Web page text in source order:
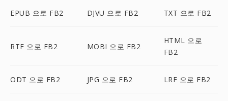
EPUB 으로 FB2 DJVU 으로 FB2 TXT 으로 FB2
RTF 으로 FB2 MOBI 으로 FB2
HTML 으로
FB2
ODT 으로 FB2 JPG 으로 FB2 LRF 으로 FB2